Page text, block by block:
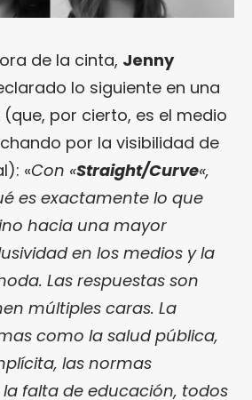
de la cinta, Jenny
lo siguiente en una
(que, por cierto, es el medio
por la visibilidad de
«Con «Straight/Curve«,
es exactamente lo que
hacia una mayor
en los medios y la
Las respuestas son
múltiples caras. La
como la salud pública,
las normas
falta de educación, todos